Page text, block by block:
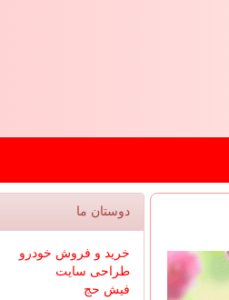
دوستان ما
خرید و فروش خودرو
طراحی سایت
فیش حج